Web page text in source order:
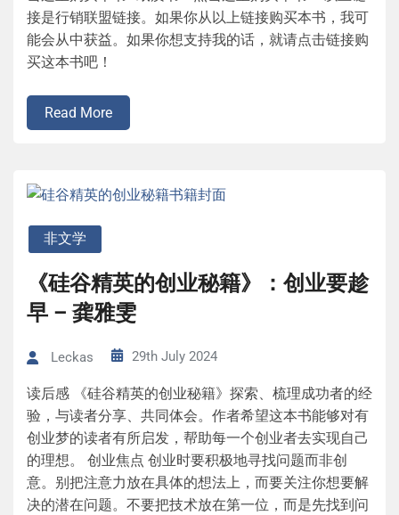
接是行销联盟链接。如果你从以上链接购买本书，我可
能会从中获益。如果你想支持我的话，就请点击链接购
买这本书吧！
Read More
非文学
《硅谷精英的创业秘籍》：创业要趁
早 – 龚雅雯
Leckas 29th July 2024
读后感 《硅谷精英的创业秘籍》探索、梳理成功者的经
验，与读者分享、共同体会。作者希望这本书能够对有
创业梦的读者有所启发，帮助每一个创业者去实现自己
的理想。 创业焦点 创业时要积极地寻找问题而非创
意。别把注意力放在具体的想法上，而要关注你想要解
决的潜在问题。不要把技术放在第一位，而是先找到问